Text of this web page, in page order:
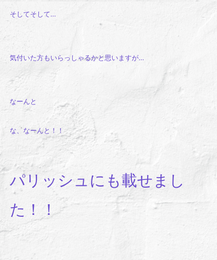
そしてそして…
気付いた方もいらっしゃるかと思いますが…
なーんと
な、なーんと！！
パリッシュにも載せまし
た！！